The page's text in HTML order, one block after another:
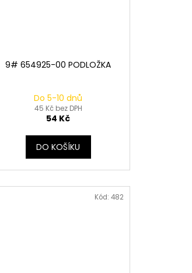
9# 654925-00 PODLOŽKA
Do 5-10 dnů
45 Kč bez DPH
54 Kč
DO KOŠÍKU
Kód: 482